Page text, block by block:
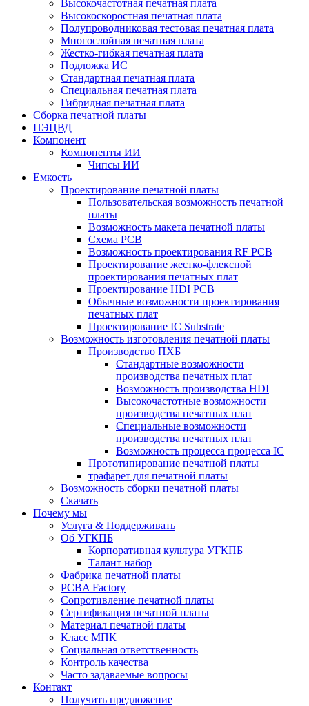
Высокочастотная печатная плата
Высокоскоростная печатная плата
Полупроводниковая тестовая печатная плата
Многослойная печатная плата
Жестко-гибкая печатная плата
Подложка ИС
Стандартная печатная плата
Специальная печатная плата
Гибридная печатная плата
Сборка печатной платы
ПЭЦВД
Компонент
Компоненты ИИ
Чипсы ИИ
Емкость
Проектирование печатной платы
Пользовательская возможность печатной
платы
Возможность макета печатной платы
Схема PCB
Возможность проектирования RF PCB
Проектирование жестко-флексной
проектирования печатных плат
Проектирование HDI PCB
Обычные возможности проектирования
печатных плат
Проектирование IC Substrate
Возможность изготовления печатной платы
Производство ПХБ
Стандартные возможности
производства печатных плат
Возможность производства HDI
Высокочастотные возможности
производства печатных плат
Специальные возможности
производства печатных плат
Возможность процесса процесса IC
Прототипирование печатной платы
трафарет для печатной платы
Возможность сборки печатной платы
Скачать
Почему мы
Услуга & Поддерживать
Об УГКПБ
Корпоративная культура УГКПБ
Талант набор
Фабрика печатной платы
PCBA Factory
Сопротивление печатной платы
Сертификация печатной платы
Материал печатной платы
Класс МПК
Социальная ответственность
Контроль качества
Часто задаваемые вопросы
Контакт
Получить предложение